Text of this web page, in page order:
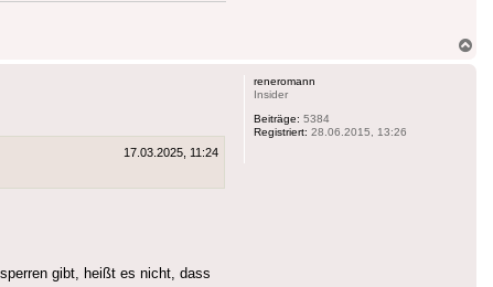
reneromann
Insider
Beiträge: 5384
Registriert: 28.06.2015, 13:26
17.03.2025, 11:24
gibt, heißt es nicht, dass